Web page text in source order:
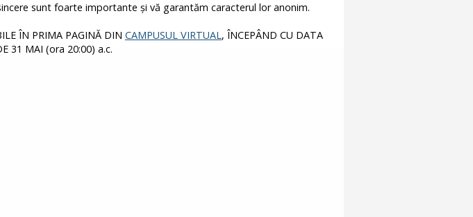
sunt foarte importante și vă garantăm caracterul lor anonim.
ÎN PRIMA PAGINĂ DIN CAMPUSUL VIRTUAL, ÎNCEPÂND CU DATA
31 MAI (ora 20:00) a.c.